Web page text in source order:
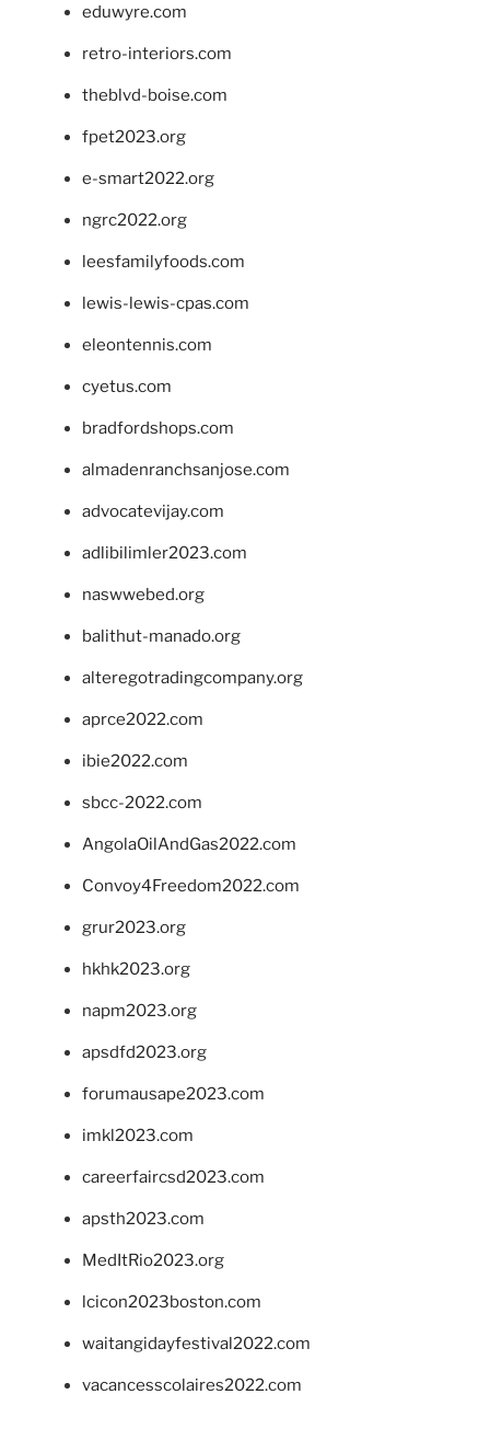
eduwyre.com
retro-interiors.com
theblvd-boise.com
fpet2023.org
e-smart2022.org
ngrc2022.org
leesfamilyfoods.com
lewis-lewis-cpas.com
eleontennis.com
cyetus.com
bradfordshops.com
almadenranchsanjose.com
advocatevijay.com
adlibilimler2023.com
naswwebed.org
balithut-manado.org
alteregotradingcompany.org
aprce2022.com
ibie2022.com
sbcc-2022.com
AngolaOilAndGas2022.com
Convoy4Freedom2022.com
grur2023.org
hkhk2023.org
napm2023.org
apsdfd2023.org
forumausape2023.com
imkl2023.com
careerfaircsd2023.com
apsth2023.com
MedItRio2023.org
lcicon2023boston.com
waitangidayfestival2022.com
vacancesscolaires2022.com